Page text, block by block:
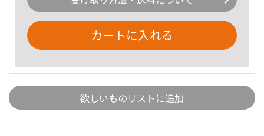
カートに入れる
欲しいものリストに追加